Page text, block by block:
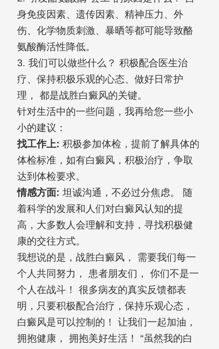
身免疫因素、遗传因素、精神压力、外
伤、化学物质刺激、暴晒等都可能导致酪
氨酸酶活性降低。
3. 我们可以做些什么？ 积极配合医生治
疗、保持积极乐观的心态、做好日常护
理， 都是战胜白癜风的关键。
针对生活中的一些问题，我再给您一些小
小的建议：
找工作上: 积极参加体检，提前了解具体的
体检标准，如有白癜风，积极治疗，争取
达到体检要求。
情感方面: 坦诚沟通，不必过分焦虑。 随
着科学的发展和人们对白癜风认知的提
高，大多数人会理解和支持，寻找积极健
康的交往方式。
我想说的是，战胜白癜风， 需要我们每一
个人共同努力， 患者朋友们， 你们不是一
个人在战斗！ 很多病友的真实反馈都表
明，只要积极配合治疗，保持乐观心态，
白癜风是可以控制的！ 让我们一起加油，
拥抱健康， 拥抱美好生活！ “虽然我的白